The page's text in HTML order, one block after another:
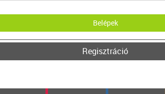
Regisztráció